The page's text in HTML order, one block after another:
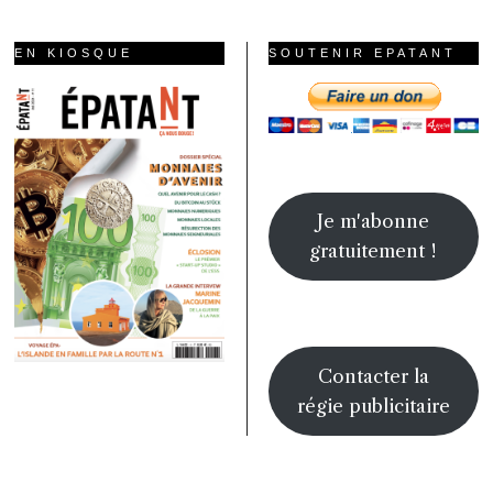
EN KIOSQUE SOUTENIR EPATANT
Je m'abonne
gratuitement !
Contacter la
régie publicitaire